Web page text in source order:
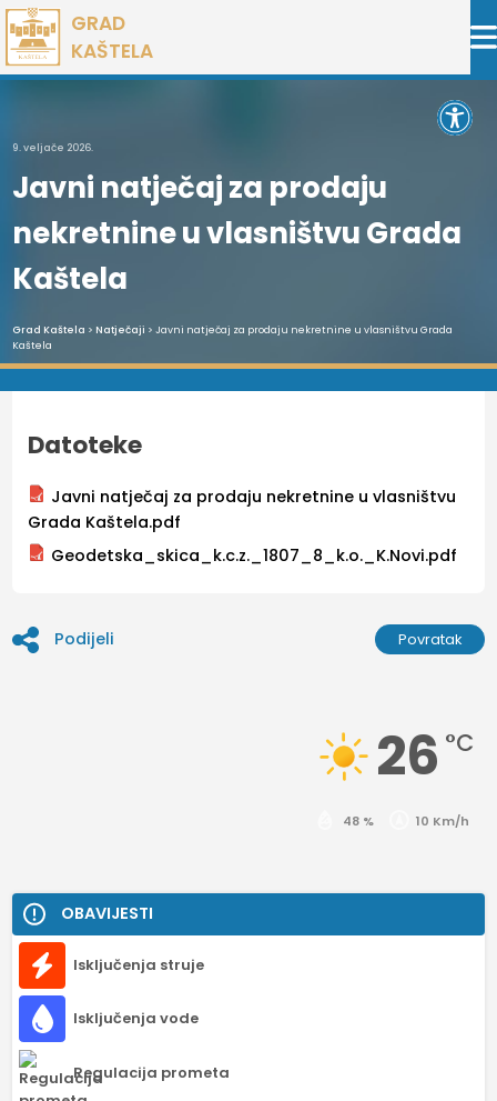
Preskoči
na
sadržaj
GRAD
KAŠTELA
9. veljače 2026.
Javni natječaj za prodaju
nekretnine u vlasništvu Grada
Kaštela
Grad Kaštela > Natječaji > Javni natječaj za prodaju nekretnine u vlasništvu Grada
Kaštela
Datoteke
Javni natječaj za prodaju nekretnine u vlasništvu
Grada Kaštela.pdf
Geodetska_skica_k.c.z._1807_8_k.o._K.Novi.pdf
Podijeli Povratak
26 °C
48 % 10 Km/h
OBAVIJESTI
Isključenja struje
Isključenja vode
Regulacija prometa